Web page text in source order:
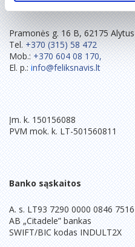
Pramonės g. 16 B, 62175 Alytus
Tel.+370 (315) 58 472
Mob.:+370 604 08 170,
El. p.:info@feliksnavis.lt
Įm. k. 150156088
PVM mok. k. LT-501560811
Banko sąskaitos
A. s. LT93 7290 0000 0846 7516
AB „Citadele” bankas
SWIFT/BIC kodas INDULT2X